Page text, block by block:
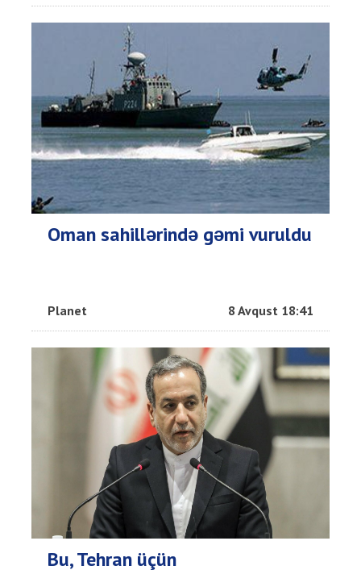
Oman sahillərində gəmi vuruldu
Planet 8 Avqust 18:41
Bu, Tehran üçün